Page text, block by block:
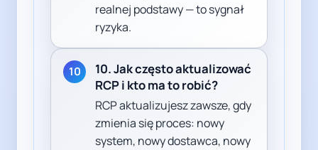
realnej podstawy — to sygnał
ryzyka.
10
10. Jak często aktualizować
RCP i kto ma to robić?
RCP aktualizujesz zawsze, gdy
zmienia się proces: nowy
system, nowy dostawca, nowy